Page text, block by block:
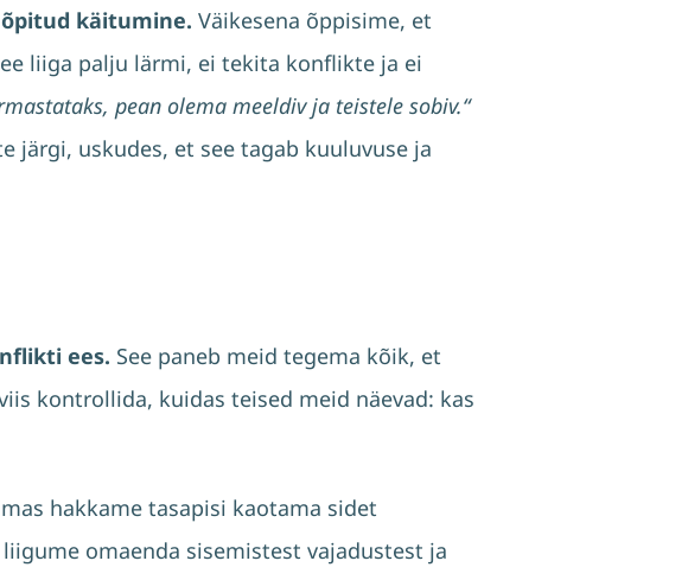
käitumine. Väikesena õppisime, et
liiga palju lärmi, ei tekita konflikte ja ei
pean olema meeldiv ja teistele sobiv.“
uskudes, et see tagab kuuluvuse ja
ees. See paneb meid tegema kõik, et
kontrollida, kuidas teised meid näevad: kas
hakkame tasapisi kaotama sidet
omaenda sisemistest vajadustest ja